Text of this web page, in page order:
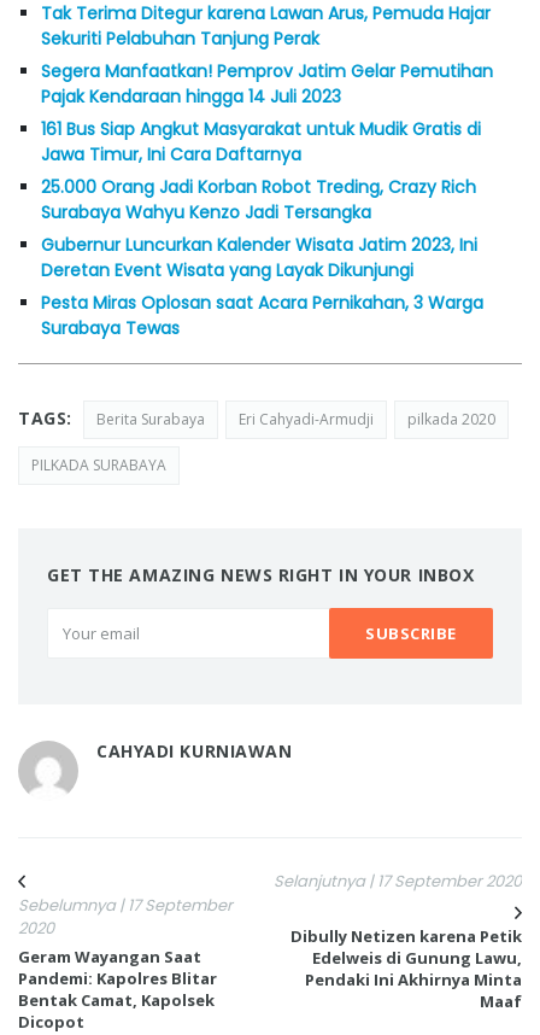
Tak Terima Ditegur karena Lawan Arus, Pemuda Hajar
Sekuriti Pelabuhan Tanjung Perak
Segera Manfaatkan! Pemprov Jatim Gelar Pemutihan
Pajak Kendaraan hingga 14 Juli 2023
161 Bus Siap Angkut Masyarakat untuk Mudik Gratis di
Jawa Timur, Ini Cara Daftarnya
25.000 Orang Jadi Korban Robot Treding, Crazy Rich
Surabaya Wahyu Kenzo Jadi Tersangka
Gubernur Luncurkan Kalender Wisata Jatim 2023, Ini
Deretan Event Wisata yang Layak Dikunjungi
Pesta Miras Oplosan saat Acara Pernikahan, 3 Warga
Surabaya Tewas
TAGS: Berita Surabaya Eri Cahyadi-Armudji pilkada 2020
PILKADA SURABAYA
GET THE AMAZING NEWS RIGHT IN YOUR INBOX
CAHYADI KURNIAWAN
Sebelumnya | 17 September
2020
Geram Wayangan Saat
Pandemi: Kapolres Blitar
Bentak Camat, Kapolsek
Dicopot
Selanjutnya | 17 September 2020
Dibully Netizen karena Petik
Edelweis di Gunung Lawu,
Pendaki Ini Akhirnya Minta
Maaf